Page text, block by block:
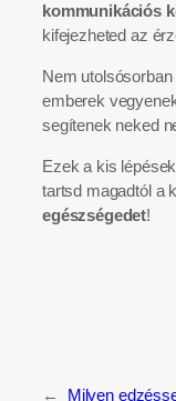
kommunikációs
kifejezheted az
Nem utolsósorban
emberek
segítenek neked
Ezek a kis
tartsd magadtól a
egészségedet!
←
Milyen